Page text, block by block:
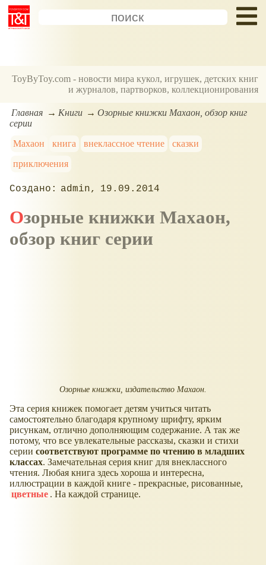
ToyByToy.com - новости мира кукол, игрушек, детских книг
и журналов, партворков, коллекционирования
Главная Книги
Озорные книжки Махаон, обзор книг
серии
Махаон
книга внеклассное чтение
сказки
приключения
admin 19.09.2014
Озорные книжки Махаон,
обзор книг серии
Озорные книжки, издательство Махаон.
Эта серия книжек помогает детям учиться читать
самостоятельно благодаря крупному шрифту, ярким
рисункам, отлично дополняющим содержание. А так же
потому, что все увлекательные рассказы, сказки и стихи
серии соответствуют программе по чтению в младших
классах. Замечательная серия книг для внеклассного
чтения. Любая книга здесь хороша и интересна,
иллюстрации в каждой книге - прекрасные, рисованные,
цветные . На каждой странице.